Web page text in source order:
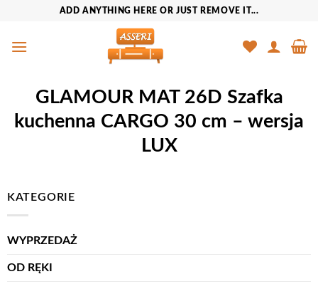
zawartości
ADD ANYTHING HERE OR JUST REMOVE IT...
GLAMOUR MAT 26D Szafka
kuchenna CARGO 30 cm – wersja
LUX
KATEGORIE
WYPRZEDAŻ
OD RĘKI